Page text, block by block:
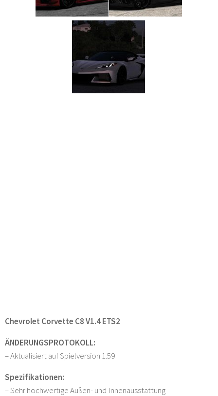
Chevrolet Corvette C8 V1.4 ETS2
ÄNDERUNGSPROTOKOLL:
– Aktualisiert auf Spielversion 1.59
Spezifikationen:
– Sehr hochwertige Außen- und Innenausstattung